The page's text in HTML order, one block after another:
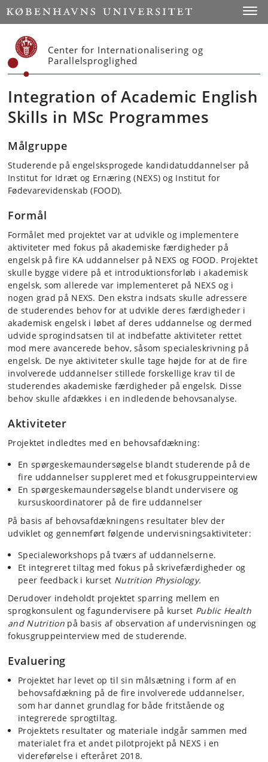
Start
Center for Internationalisering og
Parallelsproglighed
Integration of Academic English
Skills in MSc Programmes
Målgruppe
Studerende på engelsksprogede kandidatuddannelser på
Institut for Idræt og Ernæring (NEXS) og Institut for
Fødevarevidenskab (FOOD).
Formål
Formålet med projektet var at udvikle og implementere
aktiviteter med fokus på akademiske færdigheder på
engelsk på fire KA uddannelser på NEXS og FOOD. Projektet
skulle bygge videre på et introduktionsforløb i akademisk
engelsk, som allerede var implementeret på NEXS og i
nogen grad på NEXS. Den ekstra indsats skulle adressere
de studerendes behov for at udvikle deres færdigheder i
akademisk engelsk i løbet af deres uddannelse og dermed
udvide sprogindsatsen til at indbefatte aktiviteter rettet
mod mere avancerede behov, såsom specialeskrivning på
engelsk. De nye aktiviteter skulle tage højde for at de fire
involverede uddannelser stillede forskellige krav til de
studerendes akademiske færdigheder på engelsk. Disse
behov skulle afdækkes i en indledende behovsanalyse.
Aktiviteter
Projektet indledtes med en behovsafdækning:
En spørgeskemaundersøgelse blandt studerende på de
fire uddannelser suppleret med et fokusgruppeinterview
En spørgeskemaundersøgelse blandt undervisere og
kursuskoordinatorer på de fire uddannelser
På basis af behovsafdækningens resultater blev der
udviklet og gennemført følgende undervisningsaktiviteter:
Specialeworkshops på tværs af uddannelserne.
Et integreret tiltag med fokus på skrivefærdigheder og
peer feedback i kurset Nutrition Physiology.
Derudover indeholdt projektet sparring mellem en
sprogkonsulent og fagundervisere på kurset Public Health
and Nutrition på basis af observation af undervisningen og
fokusgruppeinterview med de studerende.
Evaluering
Projektet har levet op til sin målsætning i form af en
behovsafdækning på de fire involverede uddannelser,
som har dannet grundlag for både fritstående og
integrerede sprogtiltag.
Projektets resultater og materiale indgår sammen med
materialet fra et andet pilotprojekt på NEXS i en
videreførelse i efteråret 2018.